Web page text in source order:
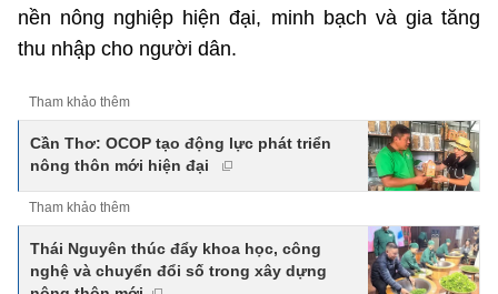
nền nông nghiệp hiện đại, minh bạch và gia tăng
thu nhập cho người dân.
Tham khảo thêm
Cần Thơ: OCOP tạo động lực phát triển
nông thôn mới hiện đại
Tham khảo thêm
Thái Nguyên thúc đẩy khoa học, công
nghệ và chuyển đổi số trong xây dựng